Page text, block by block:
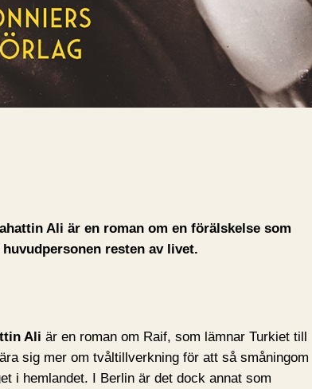
Ali är en roman om en förälskelse som
resten av livet.
Ali är en roman om Raif, som lämnar Turkiet till
sig mer om tvåltillverkning för att så småningom
i hemlandet. I Berlin är det dock annat som